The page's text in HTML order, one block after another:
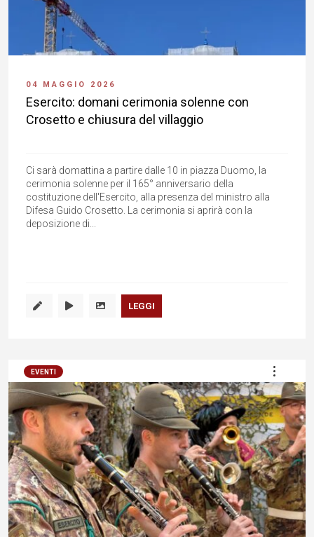
04 MAGGIO 2026
Esercito: domani cerimonia solenne con
Crosetto e chiusura del villaggio
Ci sarà domattina a partire dalle 10 in piazza Duomo, la
cerimonia solenne per il 165° anniversario della
costituzione dell'Esercito, alla presenza del ministro alla
Difesa Guido Crosetto. La cerimonia si aprirà con la
deposizione di...
LEGGI
EVENTI